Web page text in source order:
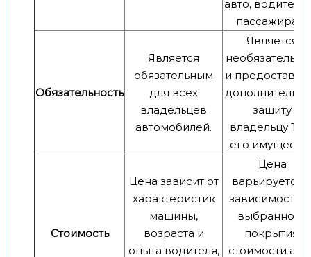
авто,
пассажирам.
Обязательность
Является
обязательным
для всех
владельцев
автомобилей.
Является
и
защиту
владельцу ТС
его
Стоимость
Цена зависит от
характеристик
машины,
возраста и
опыта водителя,
Цена
варьируется
зависимости
выбранного
покрытия,
стоимости